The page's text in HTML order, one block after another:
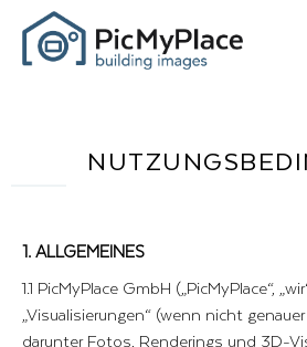
1. ALLGEMEINES
1.1 PicMyPlace GmbH („PicMyPlace“,
„Visualisierungen“ (wenn nicht
darunter Fotos, Renderings und 3D-